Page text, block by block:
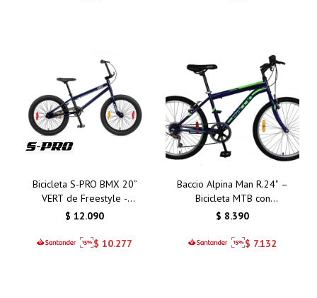
Bicicleta S-PRO BMX 20”
VERT de Freestyle -
Cuadro Rígido,
de 48 Rayos
$ 12.090
$ 10.277
Baccio Alpina Man R.24" –
Bicicleta MTB con
Transmisión de 6
Componentes de Alta
$ 8.390
$ 7.132